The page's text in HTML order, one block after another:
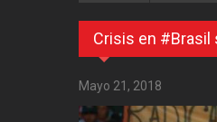
Crisis en #Brasil
Mayo 21, 2018